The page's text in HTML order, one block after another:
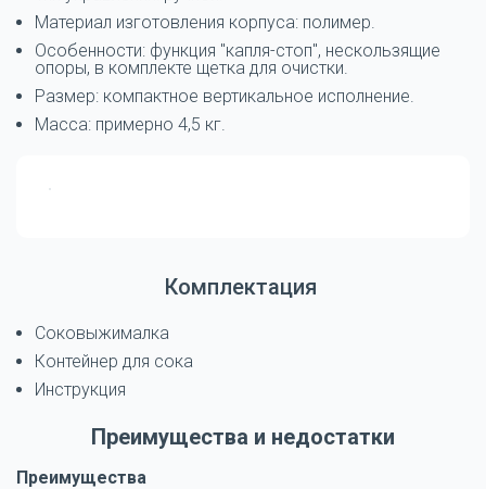
Материал изготовления корпуса: полимер.
Особенности: функция "капля-стоп", нескользящие
опоры, в комплекте щетка для очистки.
Размер: компактное вертикальное исполнение.
Масса: примерно 4,5 кг.
Комплектация
Соковыжималка
Контейнер для сока
Инструкция
Преимущества и недостатки
Преимущества